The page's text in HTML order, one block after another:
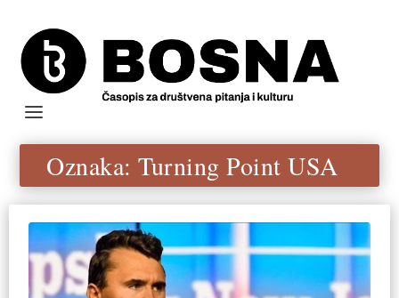
Oznaka:Turning Point USA